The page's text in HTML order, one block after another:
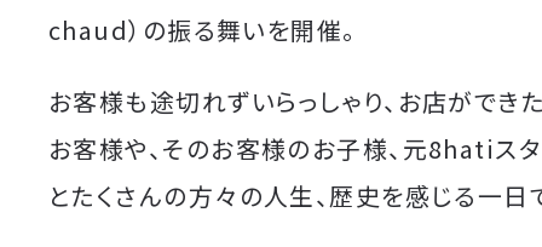
chaud）の振る舞いを開催。
お客様も途切れずいらっしゃり、お店ができ
お客様や、そのお客様のお子様、元8hatiスタ
とたくさんの方々の人生、歴史を感じる一日